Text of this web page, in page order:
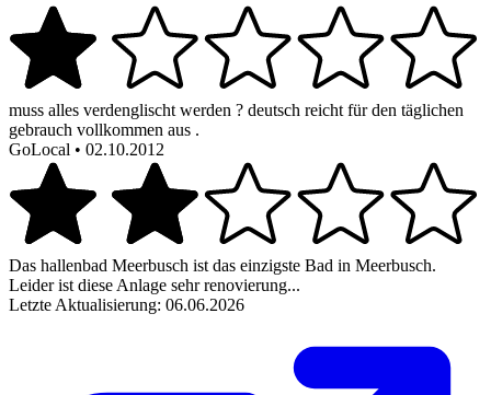
muss alles verdenglischt werden ? deutsch reicht für den täglichen
gebrauch vollkommen aus .
GoLocal • 02.10.2012
Das hallenbad Meerbusch ist das einzigste Bad in Meerbusch.
Leider ist diese Anlage sehr renovierung...
Letzte Aktualisierung: 06.06.2026